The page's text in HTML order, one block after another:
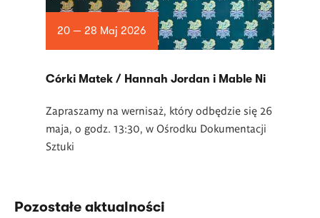
20 — 28 Maj 2026
Córki Matek / Hannah Jordan i Mable Ni
Zapraszamy na wernisaż, który odbędzie się 26
maja, o godz. 13:30, w Ośrodku Dokumentacji
Sztuki
Pozostałe aktualności